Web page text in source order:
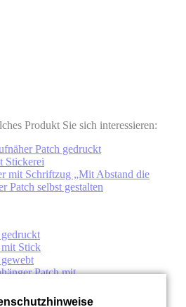
Produkt Sie sich interessieren: